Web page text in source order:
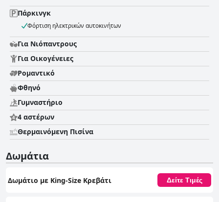
Πάρκινγκ
Φόρτιση ηλεκτρικών αυτοκινήτων
Για Νιόπαντρους
Για Οικογένειες
Ρομαντικό
Φθηνό
Γυμναστήριο
4 αστέρων
Θερμαινόμενη Πισίνα
Δωμάτια
Δωμάτιο με King-Size Κρεβάτι Δείτε Τιμές